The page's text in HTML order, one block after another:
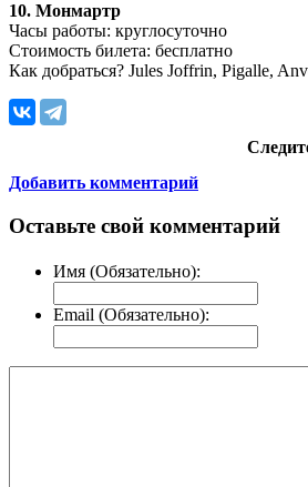
10. Монмартр
Часы работы: круглосуточно
Стоимость билета: бесплатно
Как добраться? Jules Joffrin, Pigalle,
Добавить комментарий
Оставьте свой комментарий
Имя (Обязательно):
Email (Обязательно):